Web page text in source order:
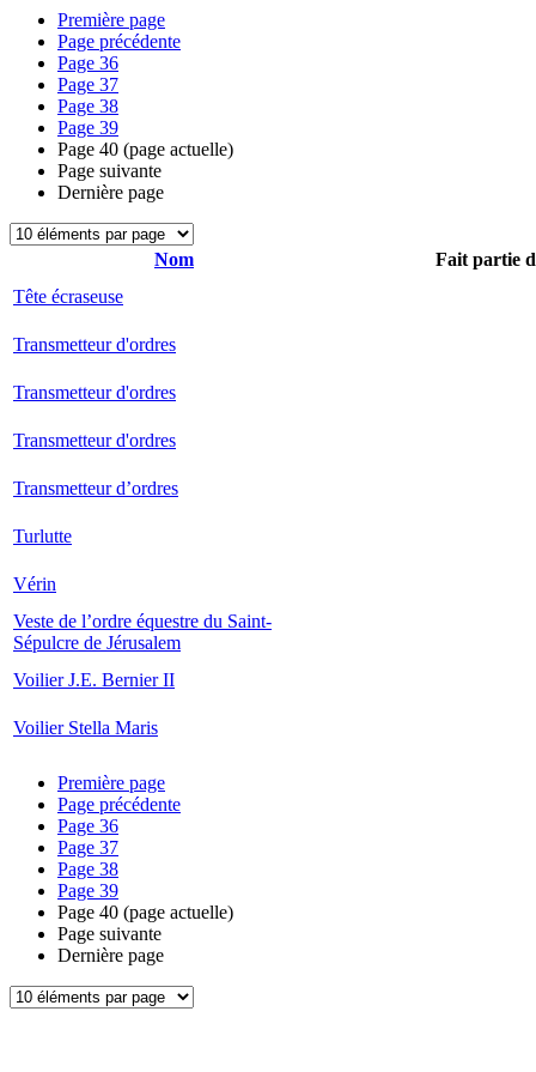
Première page
Page précédente
Page 36
Page 37
Page 38
Page 39
Page 40 (page actuelle)
Page suivante
Dernière page
Nom
Fait partie
Tête écraseuse
Transmetteur d'ordres
Transmetteur d'ordres
Transmetteur d'ordres
Transmetteur d’ordres
Turlutte
Vérin
Veste de l’ordre équestre du Saint-
Sépulcre de Jérusalem
Voilier J.E. Bernier II
Voilier Stella Maris
Première page
Page précédente
Page 36
Page 37
Page 38
Page 39
Page 40 (page actuelle)
Page suivante
Dernière page